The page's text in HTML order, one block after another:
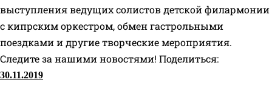
выступления ведущих солистов детской филармонии
с кипрским оркестром, обмен гастрольными
поездками и другие творческие мероприятия.
Следите за нашими новостями! Поделиться:
30.11.2019